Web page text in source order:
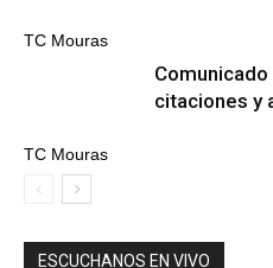
TC Mouras
TC Mouras
Comunicado
citaciones y
ESCUCHANOS EN VIVO